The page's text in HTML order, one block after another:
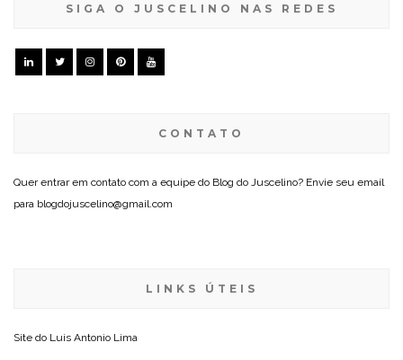
SIGA O JUSCELINO NAS REDES
CONTATO
Quer entrar em contato com a equipe do Blog do Juscelino? Envie seu email
para blogdojuscelino@gmail.com
LINKS ÚTEIS
Site do Luis Antonio Lima